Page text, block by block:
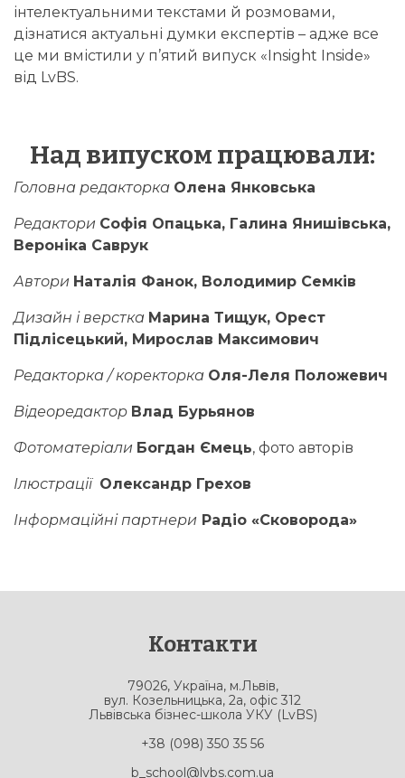
інтелектуальними текстами й розмовами,
дізнатися актуальні думки експертів – адже все
це ми вмістили у п’ятий випуск «Insight Inside»
від LvBS.
Над випуском працювали:
Головна редакторка Олена Янковська
Редактори Софія Опацька, Галина Янишівська,
Вероніка Саврук
Автори Наталія Фанок, Володимир Семків
Дизайн і верстка Марина Тищук, Орест
Підлісецький, Мирослав Максимович
Редакторка / коректорка Оля-Леля Положевич
Відеоредактор Влад Бурьянов
Фотоматеріали Богдан Ємець, фото авторів
Ілюстрації Олександр Грехов
Інформаційні партнери Радіо «Сковорода»
Контакти
79026, Україна, м.Львів,
вул. Козельницька, 2а, офіс 312
Львівська бізнес-школа УКУ (LvBS)
+38 (098) 350 35 56
b_school@lvbs.com.ua